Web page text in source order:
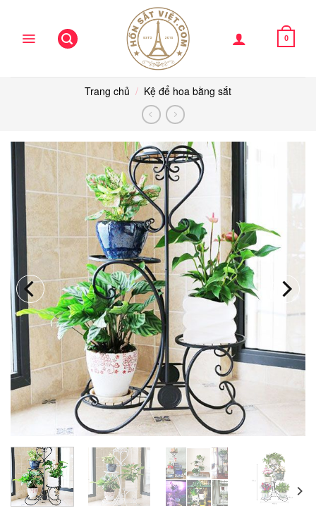
content
0
Trang chủ / Kệ để hoa bằng sắt